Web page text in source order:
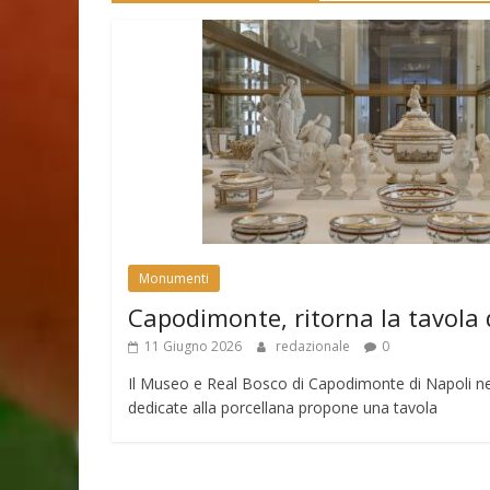
Monumenti
Capodimonte, ritorna la tavola
11 Giugno 2026 redazionale 0
Il Museo e Real Bosco di Capodimonte di Napoli
dedicate alla porcellana propone una tavola